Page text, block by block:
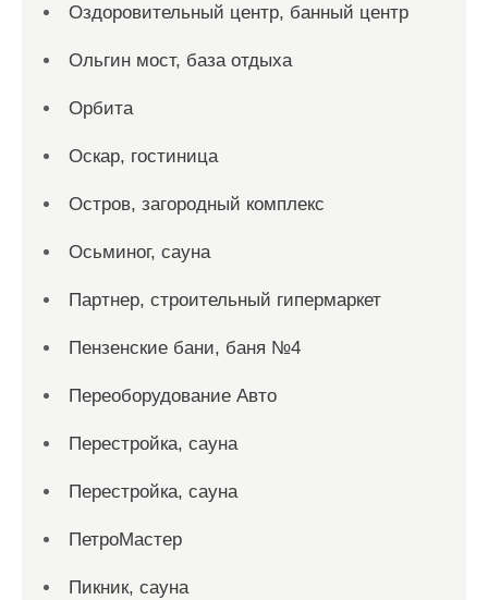
Оздоровительный центр, банный центр
Ольгин мост, база отдыха
Орбита
Оскар, гостиница
Остров, загородный комплекс
Осьминог, сауна
Партнер, строительный гипермаркет
Пензенские бани, баня №4
Переоборудование Авто
Перестройка, сауна
Перестройка, сауна
ПетроМастер
Пикник, сауна